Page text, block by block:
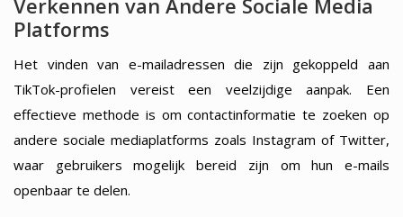
Platforms
Het vinden van e-mailadressen die zijn gekoppeld aan
TikTok-profielen vereist een veelzijdige aanpak. Een
effectieve methode is om contactinformatie te zoeken op
andere sociale mediaplatforms zoals Instagram of Twitter,
waar gebruikers mogelijk bereid zijn om hun e-mails
openbaar te delen.